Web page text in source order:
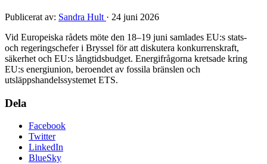
Publicerat av: Sandra Hult · 24 juni 2026
Vid Europeiska rådets möte den 18–19 juni samlades EU:s stats-
och regeringschefer i Bryssel för att diskutera konkurrenskraft,
säkerhet och EU:s långtidsbudget. Energifrågorna kretsade kring
EU:s energiunion, beroendet av fossila bränslen och
utsläppshandelssystemet ETS.
Dela
Facebook
Twitter
LinkedIn
BlueSky